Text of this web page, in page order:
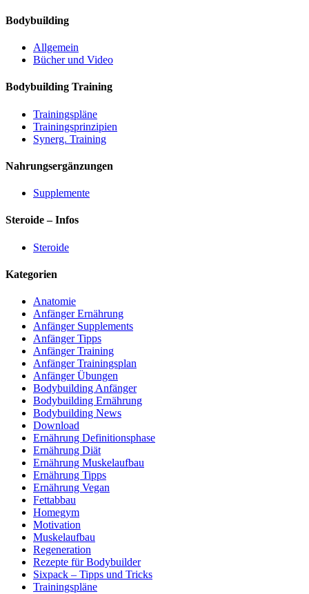
Bodybuilding
Allgemein
Bücher und Video
Bodybuilding Training
Trainingspläne
Trainingsprinzipien
Synerg. Training
Nahrungsergänzungen
Supplemente
Steroide – Infos
Steroide
Kategorien
Anatomie
Anfänger Ernährung
Anfänger Supplements
Anfänger Tipps
Anfänger Training
Anfänger Trainingsplan
Anfänger Übungen
Bodybuilding Anfänger
Bodybuilding Ernährung
Bodybuilding News
Download
Ernährung Definitionsphase
Ernährung Diät
Ernährung Muskelaufbau
Ernährung Tipps
Ernährung Vegan
Fettabbau
Homegym
Motivation
Muskelaufbau
Regeneration
Rezepte für Bodybuilder
Sixpack – Tipps und Tricks
Trainingspläne